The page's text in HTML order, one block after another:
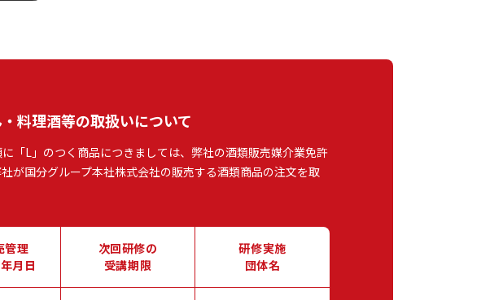
料理酒等の取扱いについて
「L」のつく商品につきましては、弊社の酒類販売媒介業免許
が国分グループ本社株式会社の販売する酒類商品の注文を取
管理
月日
次回研修の
受講期限
研修実施
団体名